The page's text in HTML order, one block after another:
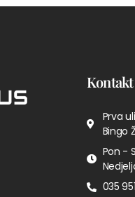
Prva
Bingo
Pon -
035